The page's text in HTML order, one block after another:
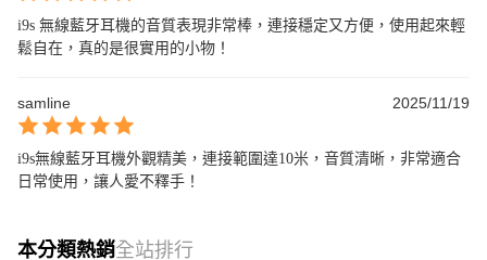
i9s 無線藍牙耳機的音質表現非常棒，連接穩定又方便，使用起來輕
鬆自在，真的是很實用的小物！
samline 2025/11/19
i9s無線藍牙耳機外觀精美，連接範圍達10米，音質清晰，非常適合
日常使用，讓人愛不釋手！
本分類熱銷全站排行